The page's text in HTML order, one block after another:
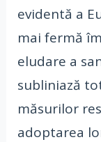
evidentă a
mai fermă
eludare a
subliniază
măsurilor
adoptarea